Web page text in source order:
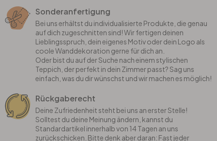
Sonderanfertigung
Bei uns erhältst du individualisierte Produkte, die genau
auf dich zugeschnitten sind! Wir fertigen deinen
Lieblingsspruch, dein eigenes Motiv oder dein Logo als
coole Wanddekoration gerne für dich an.
Oder bist du auf der Suche nach einem stylischen
Teppich, der perfekt in dein Zimmer passt? Sag uns
einfach, was du dir wünschst und wir machen es möglich!
Rückgaberecht
Deine Zufriedenheit steht bei uns an erster Stelle!
Solltest du deine Meinung ändern, kannst du
Standardartikel innerhalb von 14 Tagen an uns
zurückschicken. Bitte denk aber daran: Fast jeder